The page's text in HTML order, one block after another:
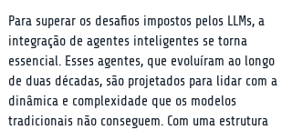
Para superar os desafios impostos pelos LLMs, a
integração de agentes inteligentes se torna
essencial. Esses agentes, que evoluíram ao longo
de duas décadas, são projetados para lidar com a
dinâmica e complexidade que os modelos
tradicionais não conseguem. Com uma estrutura